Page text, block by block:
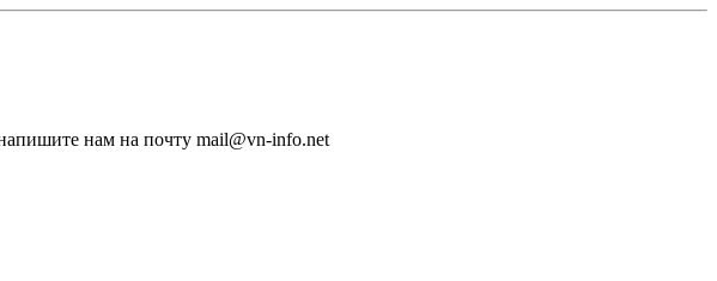
нам на почту mail@vn-info.net